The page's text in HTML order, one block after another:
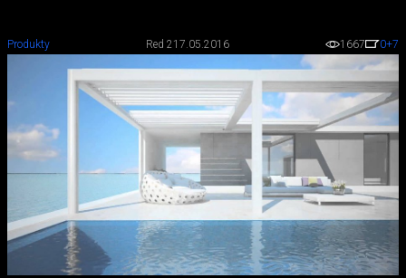
Produkty Red 217.05.2016 1667 0+7